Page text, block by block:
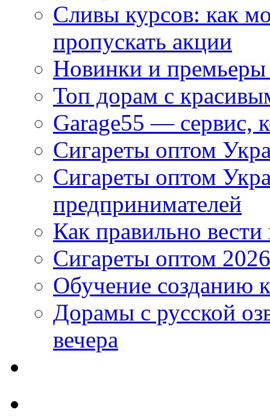
Сливы курсов: как
пропускать акции
Новинки и
Топ дорам с
Garage55 — сервис,
Сигареты оптом
Сигареты оптом
предпринимателей
Как правильно
Сигареты оптом
Обучение созданию
Дорамы с русской
вечера